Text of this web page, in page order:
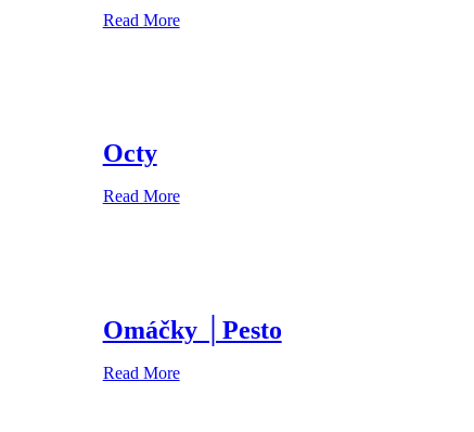
Read More
Octy
Read More
Omáčky │Pesto
Read More